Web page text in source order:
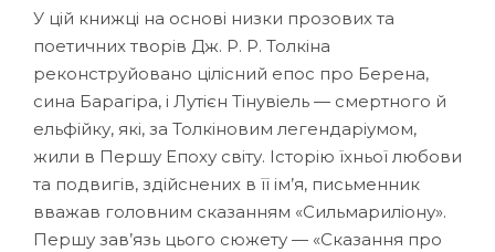
У цій книжці на основі низки прозових та
поетичних творів Дж. Р. Р. Толкіна
реконструйовано цілісний епос про Берена,
сина Барагіра, і Лутієн Тінувіель — смертного й
ельфійку, які, за Толкіновим легендаріумом,
жили в Першу Епоху світу. Історію їхньої любови
та подвигів, здійснених в її ім’я, письменник
вважав головним сказанням «Сильмариліону».
Першу зав’язь цього сюжету — «Сказання про